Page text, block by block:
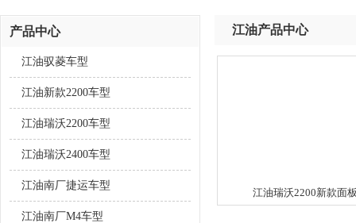
产品中心
江油驭菱车型
江油新款2200车型
江油瑞沃2200车型
江油瑞沃2400车型
江油南厂捷运车型
江油南厂M4车型
江油产品中心
江油瑞沃2200新款面